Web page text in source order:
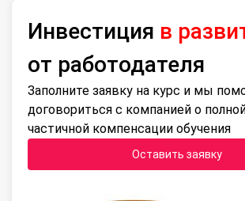
Инвестиция в
от работодателя
Заполните заявку на курс и мы
договориться с компанией о
частичной компенсации обучения
Оставить заявку